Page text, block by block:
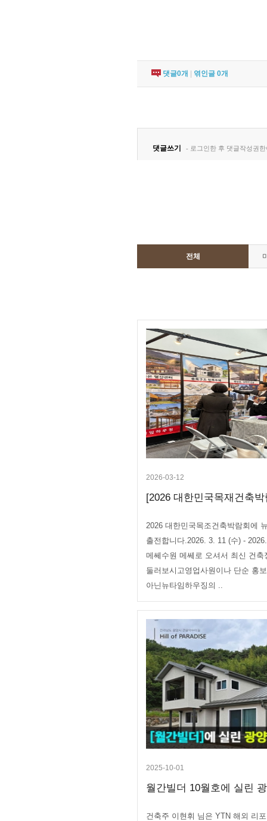
댓글0개 엮인글 0개
전체
2026-03-12
[2026 대한민국목재건축
2026 대한민국목조건축박람회에
출전합니다.2026. 3. 11 (수) -
메쎄수원 메쎄로 오셔서 최신 건축
둘러보시고영업사원이나 단순 홍
아닌뉴타임하우징의 ..
2025-10-01
월간빌더 10월호에 실린
건축주 이현휘 님은 YTN 해외 리